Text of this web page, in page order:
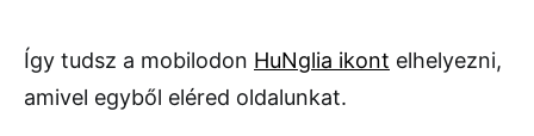
Így tudsz a mobilodon HuNglia ikont elhelyezni,
amivel egyből eléred oldalunkat.